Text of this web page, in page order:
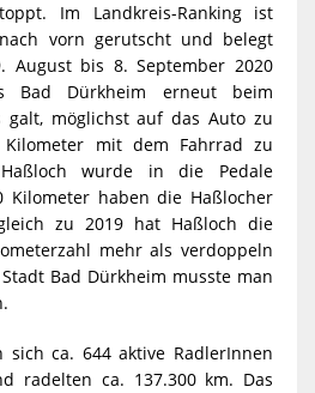
Im Landkreis-Ranking ist
vorn gerutscht und belegt
August bis 8. September 2020
Bad Dürkheim erneut beim
galt, möglichst auf das Auto zu
mit dem Fahrrad zu
wurde in die Pedale
Kilometer haben die Haßlocher
zu 2019 hat Haßloch die
mehr als verdoppeln
Bad Dürkheim musste man
sich ca. 644 aktive RadlerInnen
radelten ca. 137.300 km. Das